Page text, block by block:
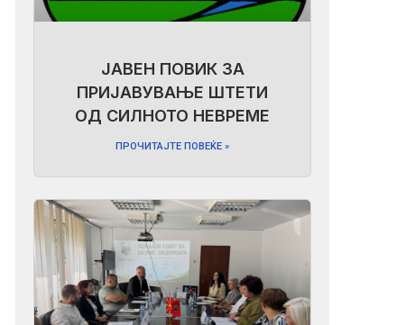
ЈАВЕН ПОВИК ЗА
ПРИЈАВУВАЊЕ ШТЕТИ
ОД СИЛНОТО НЕВРЕМЕ
ПРОЧИТАЈТЕ ПОВЕЌЕ »